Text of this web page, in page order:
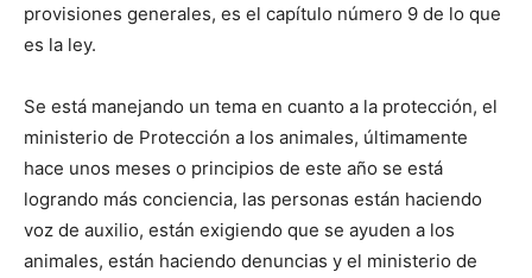
provisiones generales, es el capítulo número 9 de lo que
es la ley.
Se está manejando un tema en cuanto a la protección, el
ministerio de Protección a los animales, últimamente
hace unos meses o principios de este año se está
logrando más conciencia, las personas están haciendo
voz de auxilio, están exigiendo que se ayuden a los
animales, están haciendo denuncias y el ministerio de